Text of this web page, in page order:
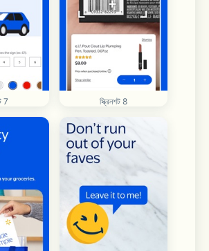
7 স্ক্রিনশট 8